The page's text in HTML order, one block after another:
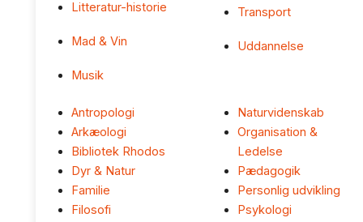
Litteratur-historie
Mad & Vin
Musik
Transport
Uddannelse
Antropologi
Arkæologi
Bibliotek Rhodos
Dyr & Natur
Familie
Filosofi
Naturvidenskab
Organisation &
Ledelse
Pædagogik
Personlig udvikling
Psykologi